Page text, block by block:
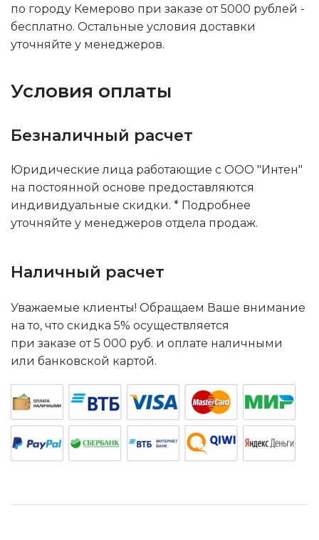
по городу Кемерово при заказе от 5000 рублей -
бесплатно. Остальные условия доставки
уточняйте у менеджеров.
Условия оплаты
Безналичный расчет
Юридические лица работающие с ООО "Интен"
на постоянной основе предоставляются
индивидуальные скидки. * Подробнее
уточняйте у менеджеров отдела продаж.
Наличный расчет
Уважаемые клиенты! Обращаем Ваше внимание
на то, что скидка 5% осуществляется
при заказе от 5 000 руб. и оплате наличными
или банковской картой.